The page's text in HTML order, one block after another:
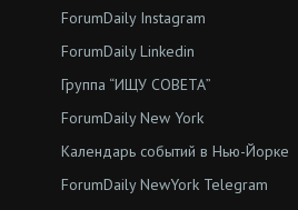
ForumDaily Instagram
ForumDaily Linkedin
Группа “ИЩУ СОВЕТА”
ForumDaily New York
Календарь событий в Нью-Йорке
ForumDaily NewYork Telegram